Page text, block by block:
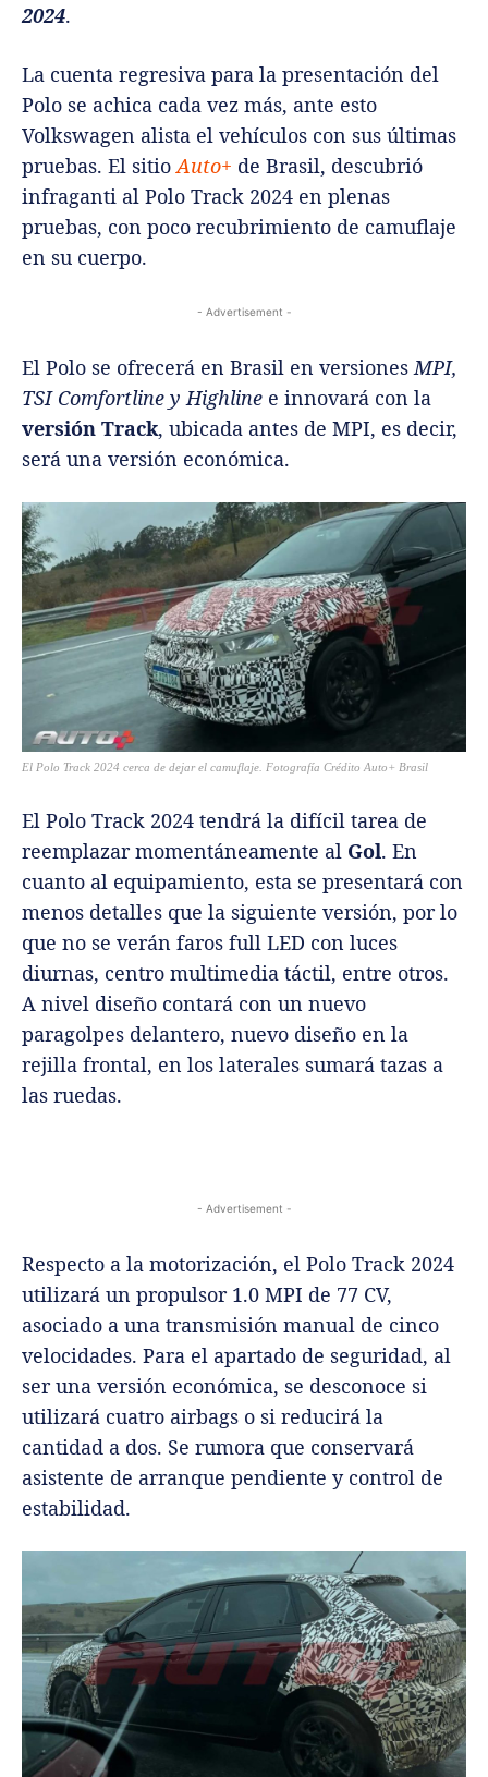
2024.
La cuenta regresiva para la presentación del
Polo se achica cada vez más, ante esto
Volkswagen alista el vehículos con sus últimas
pruebas. El sitio Auto+ de Brasil, descubrió
infraganti al Polo Track 2024 en plenas
pruebas, con poco recubrimiento de camuflaje
en su cuerpo.
- Advertisement -
El Polo se ofrecerá en Brasil en versiones MPI,
TSI Comfortline y Highline e innovará con la
versión Track, ubicada antes de MPI, es decir,
será una versión económica.
El Polo Track 2024 cerca de dejar el camuflaje. Fotografía Crédito Auto+ Brasil
El Polo Track 2024 tendrá la difícil tarea de
reemplazar momentáneamente al Gol. En
cuanto al equipamiento, esta se presentará con
menos detalles que la siguiente versión, por lo
que no se verán faros full LED con luces
diurnas, centro multimedia táctil, entre otros.
A nivel diseño contará con un nuevo
paragolpes delantero, nuevo diseño en la
rejilla frontal, en los laterales sumará tazas a
las ruedas.
- Advertisement -
Respecto a la motorización, el Polo Track 2024
utilizará un propulsor 1.0 MPI de 77 CV,
asociado a una transmisión manual de cinco
velocidades. Para el apartado de seguridad, al
ser una versión económica, se desconoce si
utilizará cuatro airbags o si reducirá la
cantidad a dos. Se rumora que conservará
asistente de arranque pendiente y control de
estabilidad.